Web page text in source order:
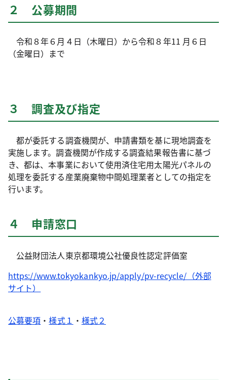
２ 公募期間
令和８年６月４日（木曜日）から令和８年11 月６日
（金曜日）まで
３ 調査及び指定
都が委託する調査機関が、申請書類を基に現地調査を
実施します。調査機関が作成する調査結果報告書に基づ
き、都は、本事業において使用済住宅用太陽光パネルの
処理を委託する産業廃棄物中間処理業者としての指定を
行います。
４ 申請窓口
公益財団法人東京都環境公社優良性認定評価室
https://www.tokyokankyo.jp/apply/pv-recycle/（外部
サイト）
公募要項 ・様式１ ・ 様式２